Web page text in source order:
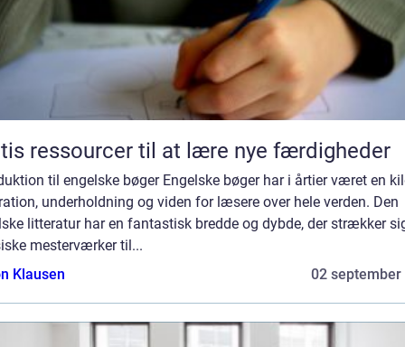
ressourcer til at lære nye færdigheder
til engelske bøger Engelske bøger har i årtier været en
underholdning og viden for læsere over hele verden. Den
litteratur har en fantastisk bredde og dybde, der strækker
mesterværker til...
Klausen
02 september